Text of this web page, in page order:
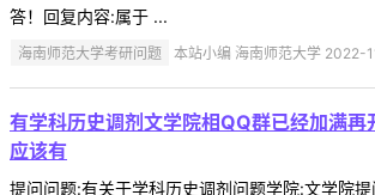
答！回复内容:属于 ...
海南师范大学考研问题 本站小编 海南师范大学 2022-
有学科历史调剂文学院相QQ群已经加满再
应该有
提问问题:有关于学科历史调剂问题学院:文学院